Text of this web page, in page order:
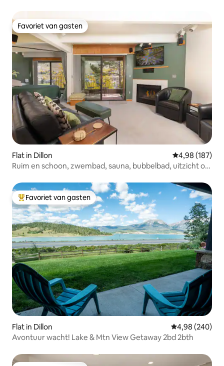
Favoriet van gasten
Favoriet van gasten
Flat in Dillon Gemiddelde
4,98 (187)
Ruim en schoon, zwembad, sauna, bubbelbad, uitzicht op
Topfavoriet van gasten
Favoriet van gasten
Flat in Dillon Gemiddelde
4,98 (240)
Avontuur wacht! Lake & Mtn View Getaway 2bd 2bth